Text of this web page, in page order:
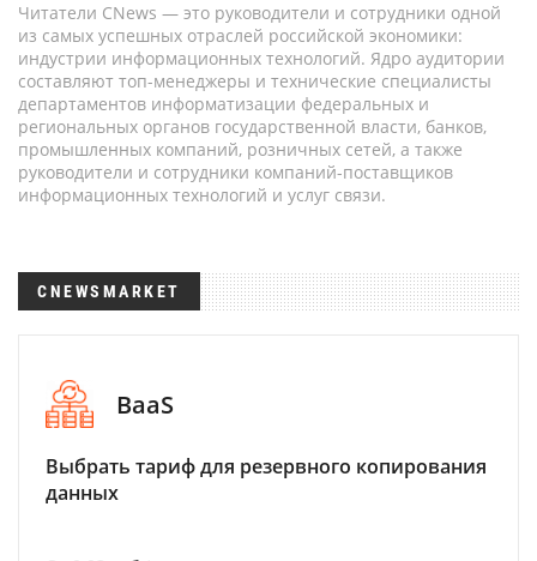
Читатели CNews — это руководители и сотрудники одной
из самых успешных отраслей российской экономики:
индустрии информационных технологий. Ядро аудитории
составляют топ-менеджеры и технические специалисты
департаментов информатизации федеральных и
региональных органов государственной власти, банков,
промышленных компаний, розничных сетей, а также
руководители и сотрудники компаний-поставщиков
информационных технологий и услуг связи.
CNEWSMARKET
BaaS
Выбрать тариф для резервного копирования
данных